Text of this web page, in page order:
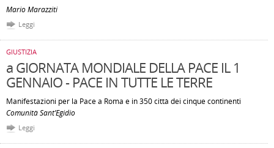
Mario Marazziti
Leggi
GIUSTIZIA
a GIORNATA MONDIALE DELLA PACE IL 1
GENNAIO - PACE IN TUTTE LE TERRE
Manifestazioni per la Pace a Roma e in 350 città dei cinque continenti
Comunità Sant’Egidio
Leggi